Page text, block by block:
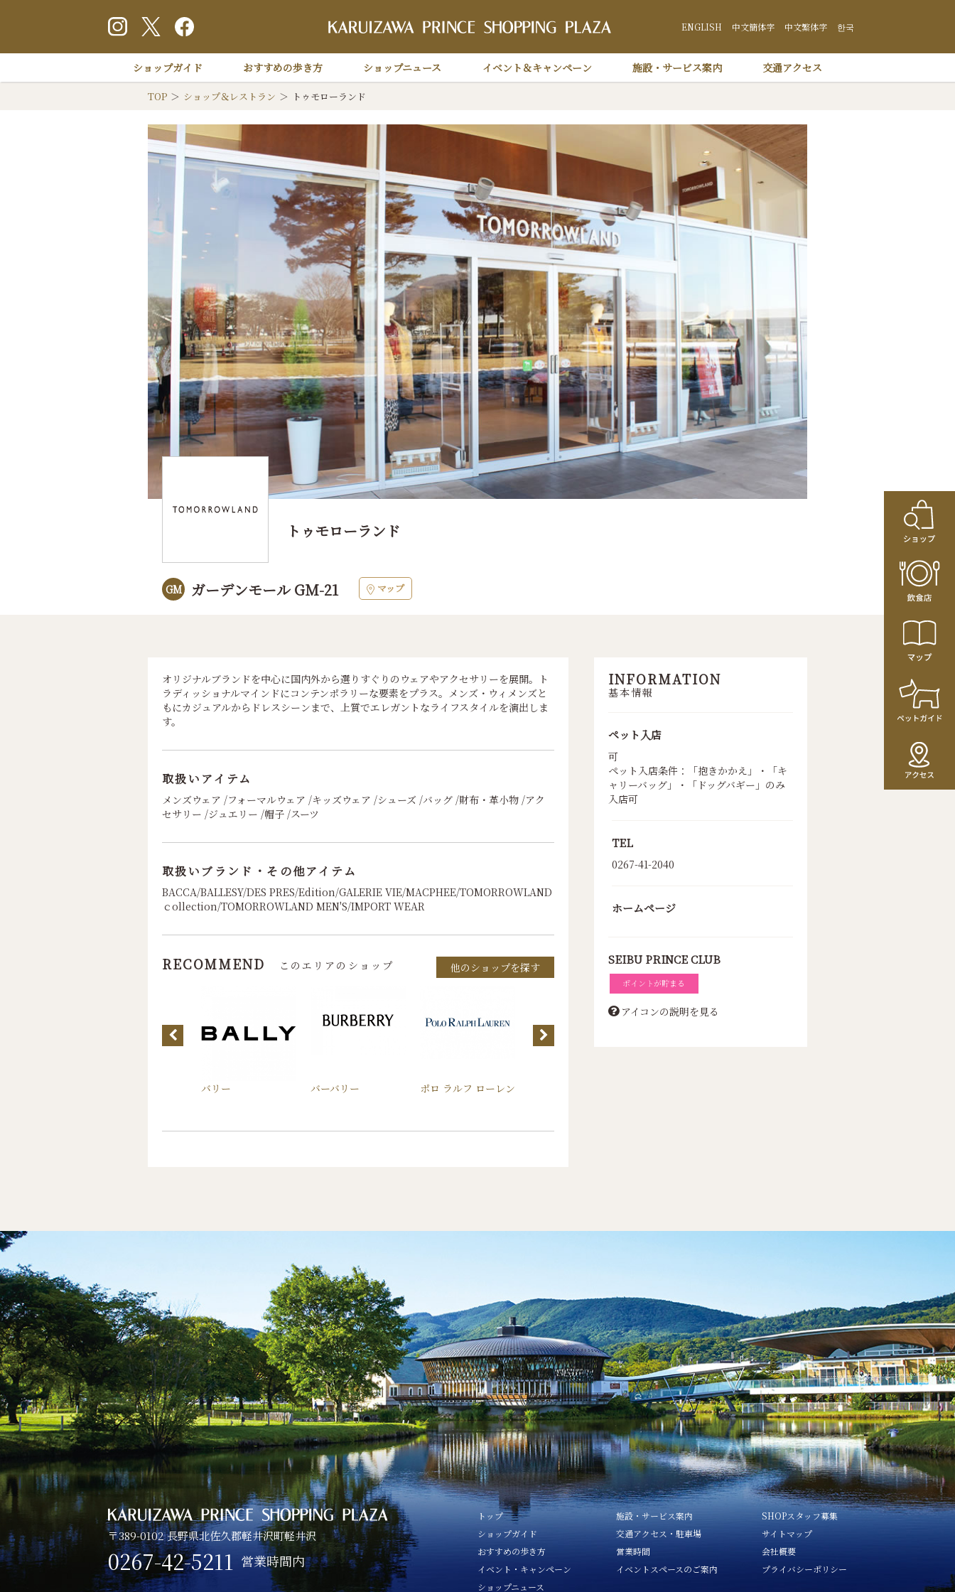
軽井沢 プリンスショッピングプラザ
ENGLISH 中文簡体字 中文繁体字 한국
ショップガイド おすすめの歩き方 ショップニュース イベント＆キャンペーン 施設・サービス案内 交通アクセス
TOP ショップ＆レストラン トゥモローランド
トゥモローランド
GM ガーデンモール GM-21 マップ
オリジナルブランドを中心に国内外から選りすぐりのウェアやアクセサリーを展開。ト
ラディッショナルマインドにコンテンポラリーな要素をプラス。メンズ・ウィメンズと
もにカジュアルからドレスシーンまで、上質でエレガントなライフスタイルを演出しま
す。
取扱いアイテム
メンズウェア /フォーマルウェア /キッズウェア /シューズ /バッグ /財布・革小物 /アク
セサリー /ジュエリー /帽子 /スーツ
取扱いブランド・その他アイテム
BACCA/BALLESY/DES PRES/Edition/GALERIE VIE/MACPHEE/TOMORROWLAND
ｃollection/TOMORROWLAND MEN'S/IMPORT WEAR
RECOMMEND このエリアのショップ
バリー バーバリー ポロ ラルフ ローレン
他のショップを探す
INFORMATION
基本情報
ペット入店
可
ペット入店条件：「抱きかかえ」・「キ
ャリーバッグ」・「ドッグバギー」のみ
入店可
TEL
0267-41-2040
ホームページ
SEIBU PRINCE CLUB
ポイントが貯まる
アイコンの説明を見る
〒389-0102 長野県北佐久郡軽井沢町軽井沢
0267-42-5211 営業時間内
トップ
ショップガイド
おすすめの歩き方
イベント・キャンペーン
ショップニュース
施設・サービス案内
交通アクセス・駐車場
営業時間
イベントスペースのご案内
SHOPスタッフ募集
サイトマップ
会社概要
プライバシーポリシー